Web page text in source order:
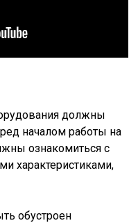
должны
началом работы на
ознакомиться с
характеристиками,
обустроен